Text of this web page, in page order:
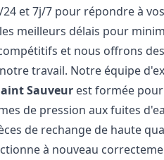
et 7j/7 pour répondre à
meilleurs délais pour
et nous offrons
travail. Notre équipe
Sauveur est formée
de pression aux fuites
de rechange de haute
à nouveau